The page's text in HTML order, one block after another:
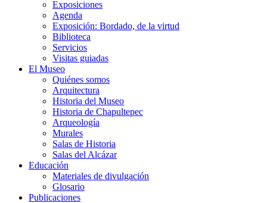
Exposiciones
Agenda
Exposición: Bordado, de la virtud
Biblioteca
Servicios
Visitas guiadas
El Museo
Quiénes somos
Arquitectura
Historia del Museo
Historia de Chapultepec
Arqueología
Murales
Salas de Historia
Salas del Alcázar
Educación
Materiales de divulgación
Glosario
Publicaciones